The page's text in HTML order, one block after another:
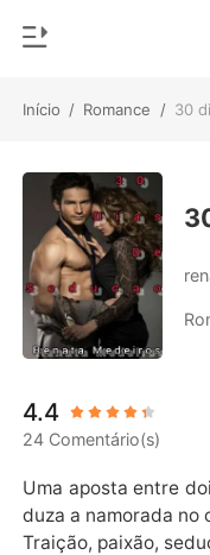
Início / Romance / 30
Loja
Histórico
Sair
Baixar App
Gênero
Moderno
Lobisomem
Contos
Bilionários
Contos Curtos
4.4
24 Comentário(s)
Uma aposta entre
duza a namorada no
Traição, paixão,